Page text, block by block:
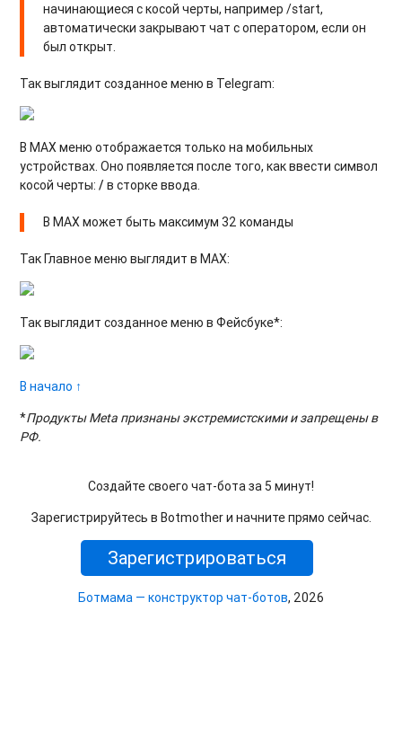
начинающиеся с косой черты, например /start,
автоматически закрывают чат с оператором, если он
был открыт.
Так выглядит созданное меню в Telegram:
В MAX меню отображается только на мобильных
устройствах. Оно появляется после того, как ввести символ
косой черты:/ в сторке ввода.
В МАХ может быть максимум 32 команды
Так Главное меню выглядит в MAX:
Так выглядит созданное меню в Фейсбуке*:
В начало ↑
*Продукты Meta признаны экстремистскими и запрещены в
РФ.
Создайте своего чат-бота за 5 минут!
Зарегистрируйтесь в Botmother и начните прямо сейчас.
Зарегистрироваться
Ботмама — конструктор чат-ботов, 2026